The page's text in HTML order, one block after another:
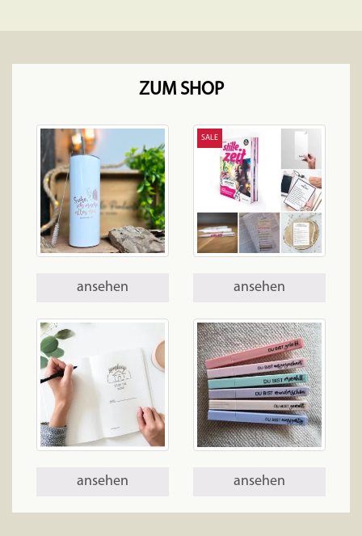
ZUM SHOP
ansehen
SALE
ansehen
ansehen ansehen